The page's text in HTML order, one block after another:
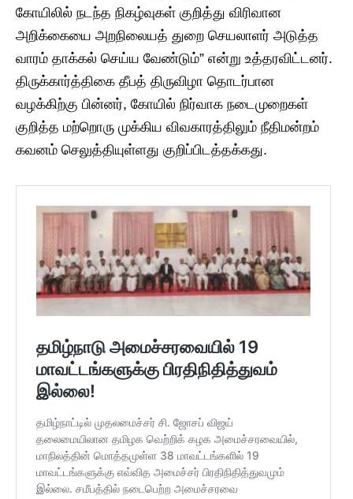
கோயிலில் நடந்த நிகழ்வுகள் குறித்து விரிவான
அறிக்கையை அறநிலையத் துறை செயலாளர் அடுத்த
வாரம் தாக்கல் செய்ய வேண்டும்” என்று உத்தரவிட்டனர்.
திருக்கார்த்திகை தீபத் திருவிழா தொடர்பான
வழக்கிற்கு பின்னர், கோயில் நிர்வாக நடைமுறைகள்
குறித்த மற்றொரு முக்கிய விவகாரத்திலும் நீதிமன்றம்
கவனம் செலுத்தியுள்ளது குறிப்பிடத்தக்கது.